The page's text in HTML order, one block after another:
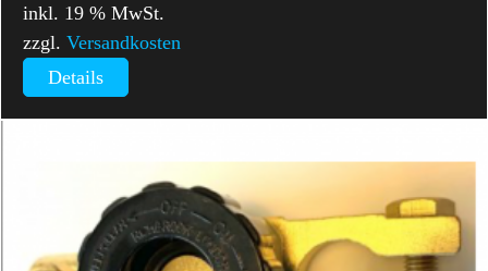
inkl. 19 % MwSt.
zzgl.Versandkosten
Details